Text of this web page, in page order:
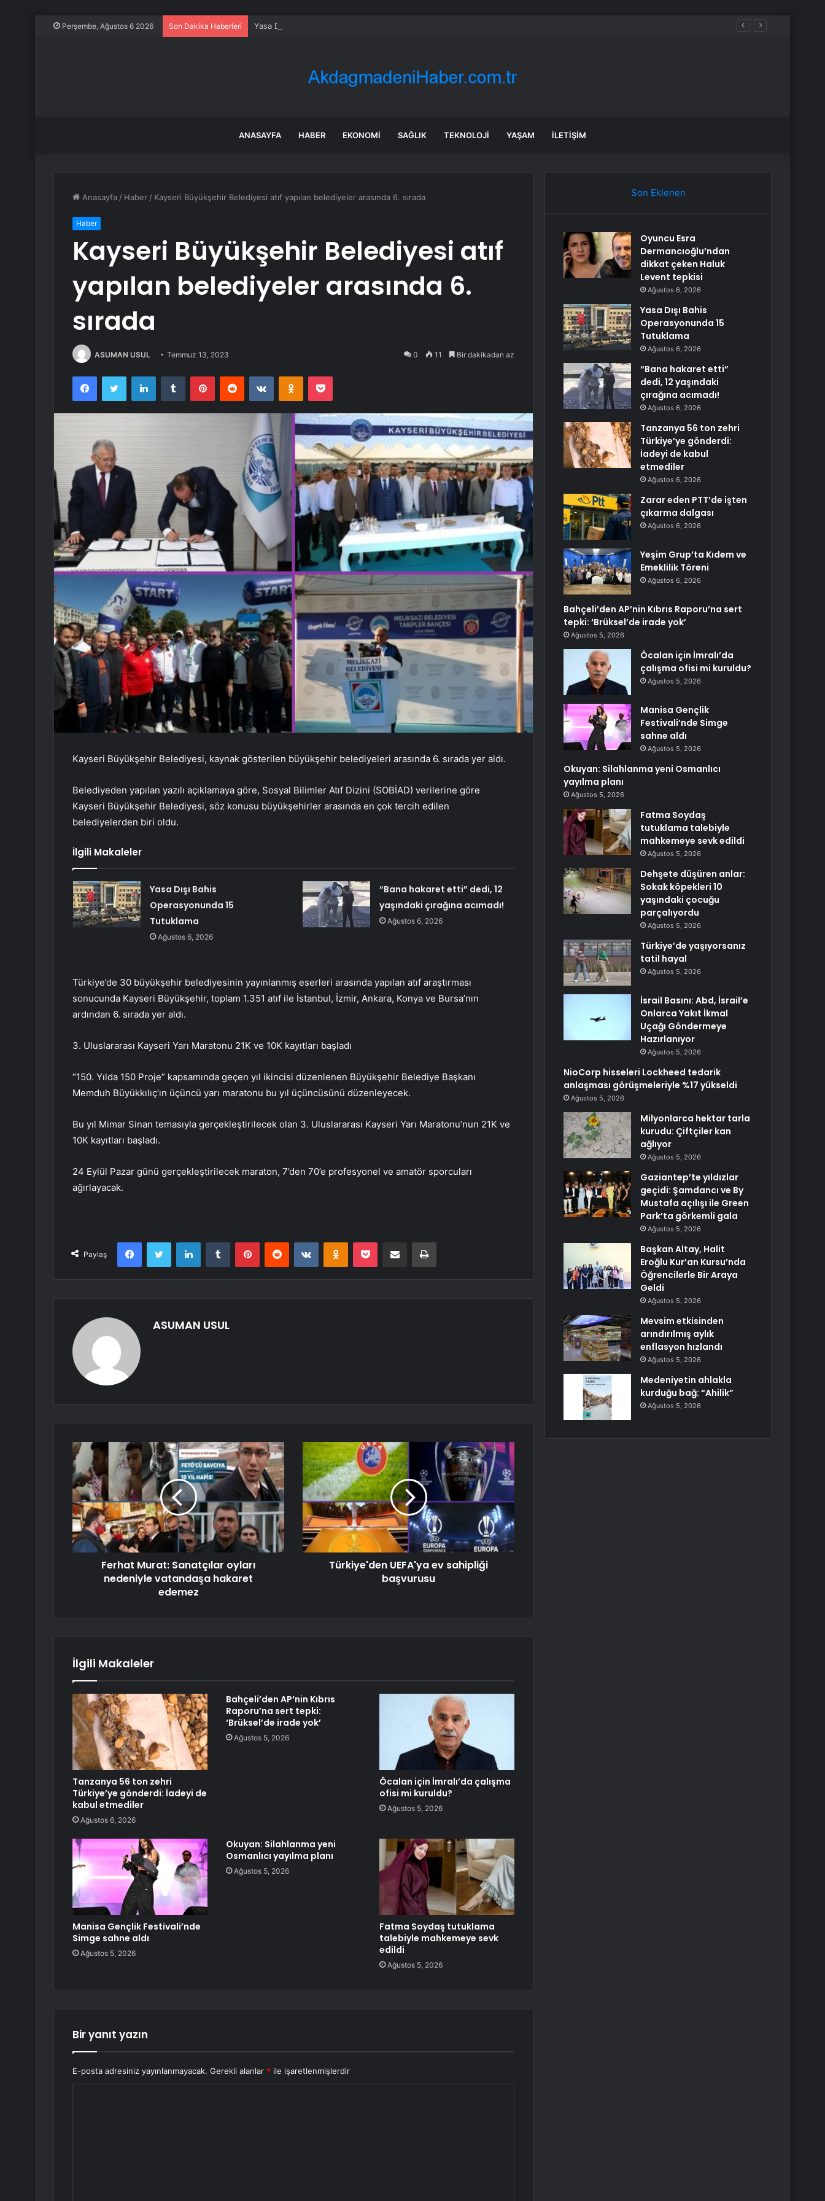
Perşembe, Ağustos 6 2026 Son Dakika Haberleri Yasa Dışı Bahis Operasyonunda 15 Tutuklama
ANASAYFA HABER EKONOMI SAĞLIK TEKNOLOJI YAŞAM İLETIŞIM
Anasayfa / Haber / Kayseri Büyükşehir Belediyesi atıf yapılan belediyeler arasında 6. sırada
Haber
Kayseri Büyükşehir Belediyesi atıf
yapılan belediyeler arasında 6.
sırada
ASUMAN USUL Temmuz 13, 2023 0 11 Bir dakikadan az
FacebookTwitter LinkedInTumblr PinterestReddit VKontakteOdnoklassniki
Pocket
Kayseri Büyükşehir Belediyesi, kaynak gösterilen büyükşehir belediyeleri arasında 6. sırada yer aldı.
Belediyeden yapılan yazılı açıklamaya göre, Sosyal Bilimler Atıf Dizini (SOBİAD) verilerine göre
Kayseri Büyükşehir Belediyesi, söz konusu büyükşehirler arasında en çok tercih edilen
belediyelerden biri oldu.
İlgili Makaleler
Yasa Dışı Bahis
Operasyonunda 15
Tutuklama
Ağustos 6, 2026
“Bana hakaret etti” dedi, 12
yaşındaki çırağına acımadı!
Ağustos 6, 2026
Türkiye’de 30 büyükşehir belediyesinin yayınlanmış eserleri arasında yapılan atıf araştırması
sonucunda Kayseri Büyükşehir, toplam 1.351 atıf ile İstanbul, İzmir, Ankara, Konya ve Bursa’nın
ardından 6. sırada yer aldı.
3. Uluslararası Kayseri Yarı Maratonu 21K ve 10K kayıtları başladı
“150. Yılda 150 Proje” kapsamında geçen yıl ikincisi düzenlenen Büyükşehir Belediye Başkanı
Memduh Büyükkılıç’ın üçüncü yarı maratonu bu yıl üçüncüsünü düzenleyecek.
Bu yıl Mimar Sinan temasıyla gerçekleştirilecek olan 3. Uluslararası Kayseri Yarı Maratonu’nun 21K ve
10K kayıtları başladı.
24 Eylül Pazar günü gerçekleştirilecek maraton, 7’den 70’e profesyonel ve amatör sporcuları
ağırlayacak.
Paylaş
FacebookTwitter LinkedInTumblr PinterestReddit VKontakteOdnoklassniki
Pocket E-Posta ile paylaş Yazdır
ASUMAN USUL
Ferhat Murat: Sanatçılar oyları
nedeniyle vatandaşa hakaret
edemez
Türkiye'den UEFA'ya ev sahipliği
başvurusu
İlgili Makaleler
Tanzanya 56 ton zehri
Türkiye’ye gönderdi: İadeyi de
kabul etmediler
Ağustos 6, 2026
Bahçeli’den AP’nin Kıbrıs
Raporu’na sert tepki:
‘Brüksel’de irade yok’
Ağustos 5, 2026
Öcalan için İmralı’da çalışma
ofisi mi kuruldu?
Ağustos 5, 2026
Manisa Gençlik Festivali’nde
Simge sahne aldı
Ağustos 5, 2026
Okuyan: Silahlanma yeni
Osmanlıcı yayılma planı
Ağustos 5, 2026
Fatma Soydaş tutuklama
talebiyle mahkemeye sevk
edildi
Ağustos 5, 2026
Bir yanıt yazın
E-posta adresiniz yayınlanmayacak. Gerekli alanlar * ile işaretlenmişlerdir
Son Eklenen
Oyuncu Esra
Dermancıoğlu’ndan
dikkat çeken Haluk
Levent tepkisi
Ağustos 6, 2026
Yasa Dışı Bahis
Operasyonunda 15
Tutuklama
Ağustos 6, 2026
“Bana hakaret etti”
dedi, 12 yaşındaki
çırağına acımadı!
Ağustos 6, 2026
Tanzanya 56 ton zehri
Türkiye’ye gönderdi:
İadeyi de kabul
etmediler
Ağustos 6, 2026
Zarar eden PTT’de işten
çıkarma dalgası
Ağustos 6, 2026
Yeşim Grup’ta Kıdem ve
Emeklilik Töreni
Ağustos 6, 2026
Bahçeli’den AP’nin Kıbrıs Raporu’na sert
tepki: ‘Brüksel’de irade yok’
Ağustos 5, 2026
Öcalan için İmralı’da
çalışma ofisi mi kuruldu?
Ağustos 5, 2026
Manisa Gençlik
Festivali’nde Simge
sahne aldı
Ağustos 5, 2026
Okuyan: Silahlanma yeni Osmanlıcı
yayılma planı
Ağustos 5, 2026
Fatma Soydaş
tutuklama talebiyle
mahkemeye sevk edildi
Ağustos 5, 2026
Dehşete düşüren anlar:
Sokak köpekleri 10
yaşındaki çocuğu
parçalıyordu
Ağustos 5, 2026
Türkiye’de yaşıyorsanız
tatil hayal
Ağustos 5, 2026
İsrail Basını: Abd, İsrail’e
Onlarca Yakıt İkmal
Uçağı Göndermeye
Hazırlanıyor
Ağustos 5, 2026
NioCorp hisseleri Lockheed tedarik
anlaşması görüşmeleriyle %17 yükseldi
Ağustos 5, 2026
Milyonlarca hektar tarla
kurudu: Çiftçiler kan
ağlıyor
Ağustos 5, 2026
Gaziantep’te yıldızlar
geçidi: Şamdancı ve By
Mustafa açılışı ile Green
Park’ta görkemli gala
Ağustos 5, 2026
Başkan Altay, Halit
Eroğlu Kur’an Kursu’nda
Öğrencilerle Bir Araya
Geldi
Ağustos 5, 2026
Mevsim etkisinden
arındırılmış aylık
enflasyon hızlandı
Ağustos 5, 2026
Medeniyetin ahlakla
kurduğu bağ: “Ahilik”
Ağustos 5, 2026